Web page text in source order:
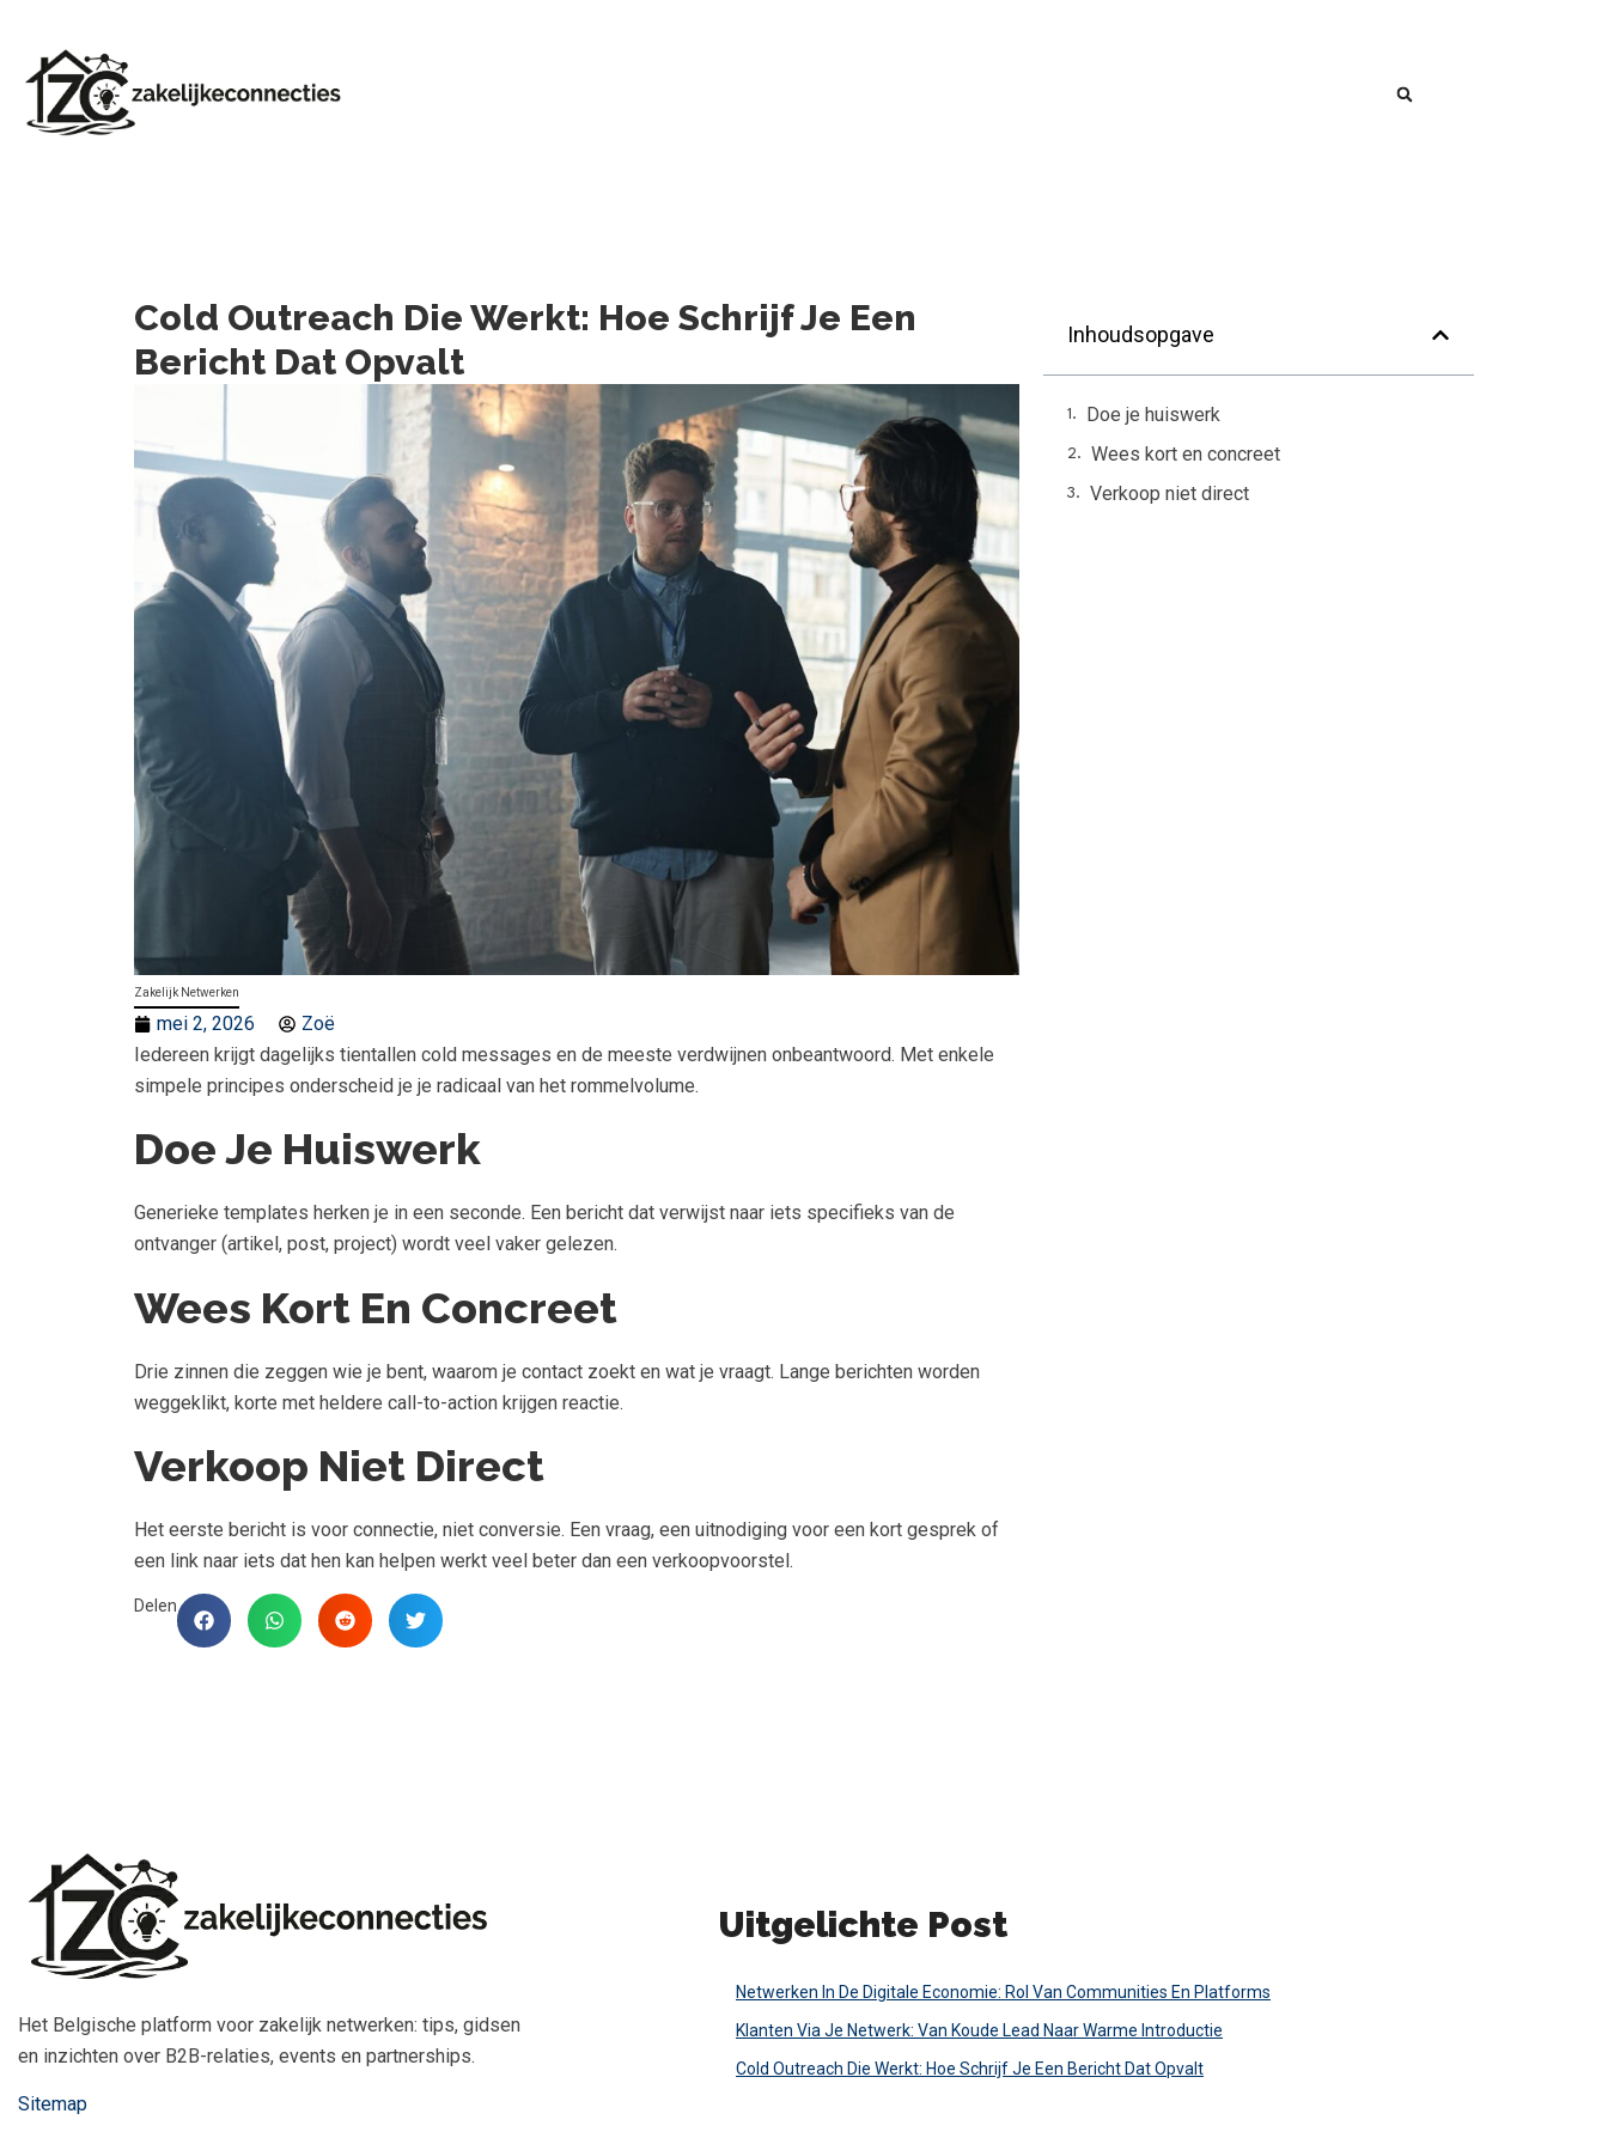
Cold Outreach Die Werkt: Hoe Schrijf Je Een
Bericht Dat Opvalt
Zakelijk Netwerken
mei 2, 2026
Zoë
Iedereen krijgt dagelijks tientallen cold messages en de meeste verdwijnen onbeantwoord. Met enkele
simpele principes onderscheid je je radicaal van het rommelvolume.
Doe Je Huiswerk
Generieke templates herken je in een seconde. Een bericht dat verwijst naar iets specifieks van de
ontvanger (artikel, post, project) wordt veel vaker gelezen.
Wees Kort En Concreet
Drie zinnen die zeggen wie je bent, waarom je contact zoekt en wat je vraagt. Lange berichten worden
weggeklikt, korte met heldere call-to-action krijgen reactie.
Verkoop Niet Direct
Het eerste bericht is voor connectie, niet conversie. Een vraag, een uitnodiging voor een kort gesprek of
een link naar iets dat hen kan helpen werkt veel beter dan een verkoopvoorstel.
Delen
Inhoudsopgave
Doe je huiswerk
Wees kort en concreet
Verkoop niet direct
Het Belgische platform voor zakelijk netwerken: tips, gidsen
en inzichten over B2B-relaties, events en partnerships.
Sitemap
Uitgelichte Post
Netwerken In De Digitale Economie: Rol Van Communities En Platforms
Klanten Via Je Netwerk: Van Koude Lead Naar Warme Introductie
Cold Outreach Die Werkt: Hoe Schrijf Je Een Bericht Dat Opvalt